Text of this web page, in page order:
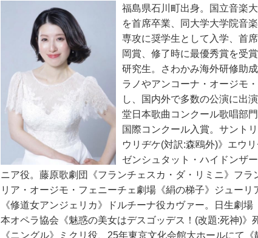
福島県石川町出身。国立音楽
を首席卒業、同大学大学院音
専攻に奨学生として入学、首
岡賞、修了時に最優秀賞を受
研究生。さわかみ海外研修助
ラノやアンコーナ・オージモ
し、国内外で多数の公演に出
堂日本歌曲コンクール歌唱部
国際コンクール入賞。サント
ウリヂケ(対訳:森鴎外)》エウ
ゼンシュタット・ハイドンザ
ニア役。藤原歌劇団《フランチェスカ・ダ・リミニ》フラ
リア・オージモ・フェニーチェ劇場《絹の梯子》ジュー
《修道女アンジェリカ》ドルチーナ役カヴァー。日生劇場
本オペラ協会《魅惑の美女はデスゴッデス！(改題:死神)》
《ニングル》ミクリ役、25年東京文化会館大ホールにて